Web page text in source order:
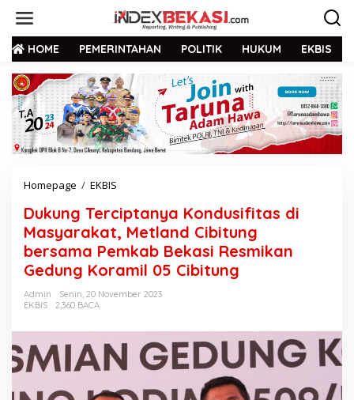
HOME PEMERINTAHAN POLITIK HUKUM EKBIS
Homepage / EKBIS
Dukung Terciptanya Kondusifitas di
Masyarakat, Metland Cibitung
bersama Pemkab Bekasi Resmikan
Gedung Koramil 05 Cibitung
Admin
Senin, 20 November 2023
EKBIS
2,360 BACA